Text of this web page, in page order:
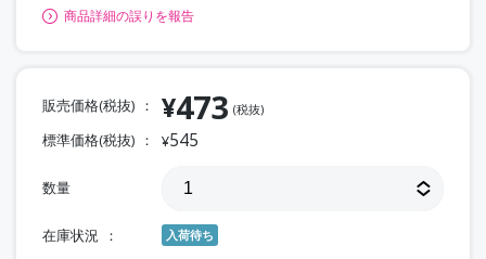
商品詳細の誤りを報告
販売価格(税抜) ¥473 (税抜)
標準価格(税抜) ¥545
数量
在庫状況 入荷待ち